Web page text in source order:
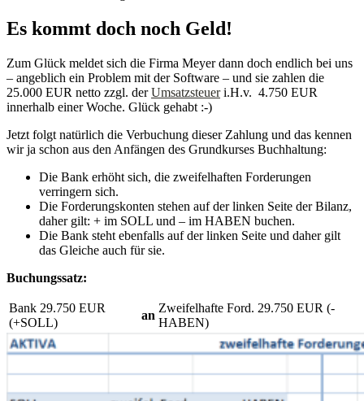
Es kommt doch noch Geld!
Zum Glück meldet sich die Firma Meyer dann doch endlich bei uns
– angeblich ein Problem mit der Software – und sie zahlen die
25.000 EUR netto zzgl. derUmsatzsteueri.H.v. 4.750 EUR
innerhalb einer Woche. Glück gehabt :-)
Jetzt folgt natürlich die Verbuchung dieser Zahlung und das kennen
wir ja schon aus den Anfängen des Grundkurses Buchhaltung:
Die Bank erhöht sich, die zweifelhaften Forderungen
verringern sich.
Die Forderungskonten stehen auf der linken Seite der Bilanz,
daher gilt: + im SOLL und – im HABEN buchen.
Die Bank steht ebenfalls auf der linken Seite und daher gilt
das Gleiche auch für sie.
Buchungssatz:
Bank 29.750 EUR
(+SOLL)
an
Zweifelhafte Ford. 29.750 EUR (-
HABEN)